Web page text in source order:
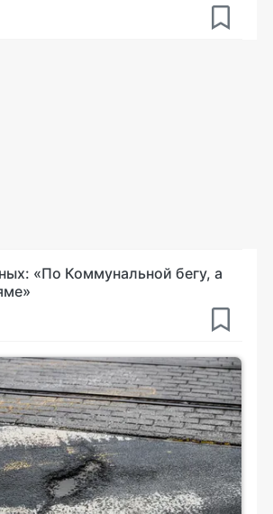
«По Коммунальной бегу, а